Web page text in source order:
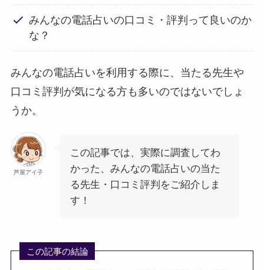
みんなの電話占いの口コミ・評判って良いのか
な？
みんなの電話占いを利用する際に、当たる先生や
口コミ評判が気になる方も多いのではないでしょ
うか。
芦屋アイ子
この記事では、実際に調査してわ
かった、みんなの電話占いの当た
る先生・口コミ評判をご紹介しま
す！
この記事の結論